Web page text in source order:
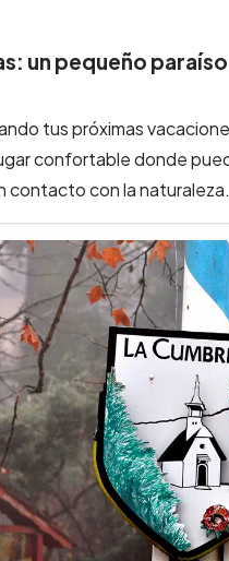
un pequeño
tus próximas
confortable donde
contacto con la